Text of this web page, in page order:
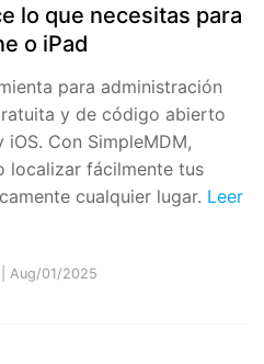
lo que necesitas para
o iPad
para administración
y de código abierto
Con SimpleMDM,
localizar fácilmente tus
cualquier lugar. Leer
| Aug/01/2025